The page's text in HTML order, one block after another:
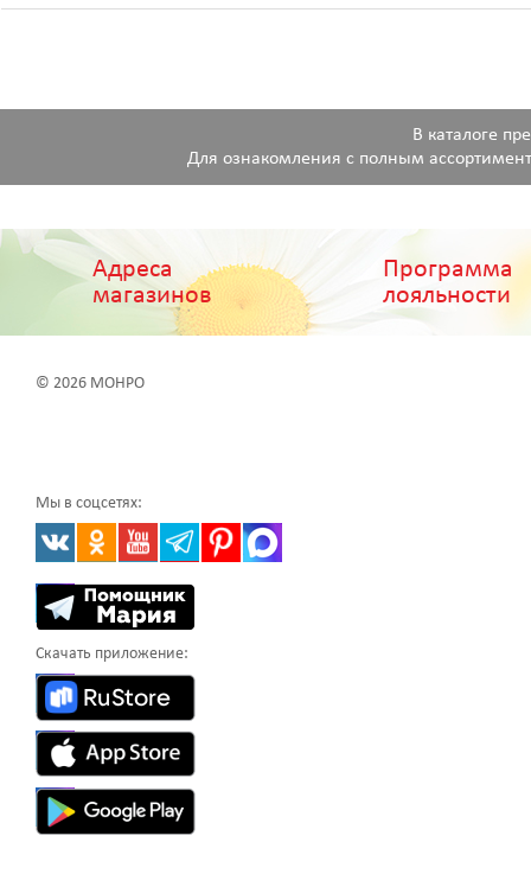
В каталоге
Для ознакомления с полным
Адреса
магазинов
Программа
лояльности
© 2026 МОНРО
Мы в соцсетях:
Скачать приложение: